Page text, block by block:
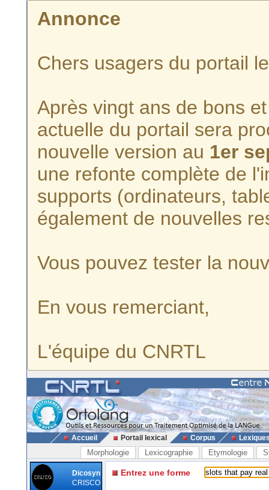
Annonce
Chers usagers du portail
Après vingt ans de bons
actuelle du portail sera
nouvelle version au 1er
une refonte complète de
supports (ordinateurs,
également de nouvelles
Vous pouvez tester la
En vous remerciant,
L'équipe du CNRTL
Accueil Portail lexical Corpus
Morphologie Lexicographie Etymologie
Dicosyn
CRISCO
Entrez une forme